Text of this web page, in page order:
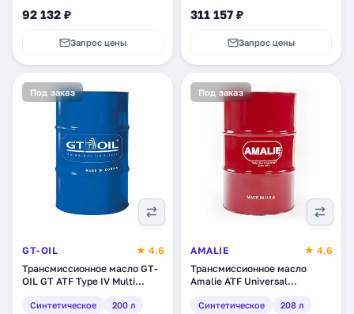
92 132 ₽
Запрос цены
311 157 ₽
Запрос цены
Под заказ
GT-OIL
★ 4.6
Трансмиссионное масло GT-
OIL GT ATF Type IV Multi
(8809059408940)
Синтетическое 200 л
Под заказ
AMALIE
★ 4.6
Трансмиссионное масло
Amalie ATF Universal
208 л (160-72863-05)
Синтетическое 208 л